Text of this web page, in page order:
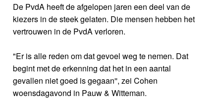
De PvdA heeft de afgelopen jaren een deel van de
kiezers in de steek gelaten. Die mensen hebben het
vertrouwen in de PvdA verloren.
"Er is alle reden om dat gevoel weg te nemen. Dat
begint met de erkenning dat het in een aantal
gevallen niet goed is gegaan'', zei Cohen
woensdagavond in Pauw & Witteman.